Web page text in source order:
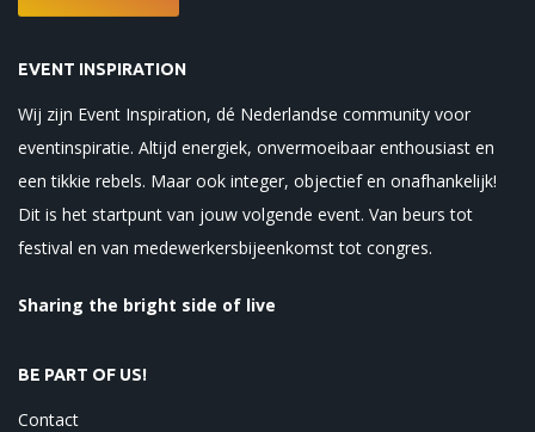
EVENT INSPIRATION
Wij zijn Event Inspiration, dé Nederlandse community voor
eventinspiratie. Altijd energiek, onvermoeibaar enthousiast en
een tikkie rebels. Maar ook integer, objectief en onafhankelijk!
Dit is het startpunt van jouw volgende event. Van beurs tot
festival en van medewerkersbijeenkomst tot congres.
Sharing the bright side of live
BE PART OF US!
Contact